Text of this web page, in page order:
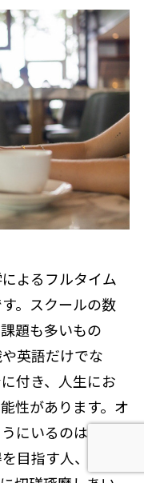
よるフルタイム
。スクールの数
題も多いもの
英語だけでな
付き、人生にお
性があります。オ
にいるのはさま
目指す人、数々